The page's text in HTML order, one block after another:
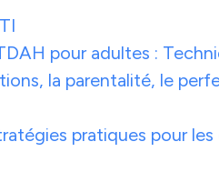
pour adultes :
la parentalité, le
pratiques pour